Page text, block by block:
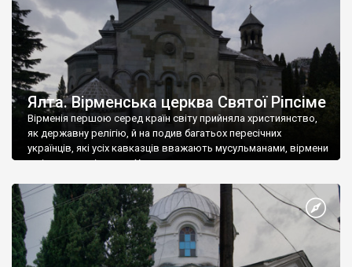
Ялта. Вірменська церква Святої Ріпсіме
Вірменія першою серед країн світу прийняла християнство,
як державну релігію, й на подив багатьох пересічних
українців, які усіх кавказців вважають мусульманами, вірмени
є відданими вірянами Христа